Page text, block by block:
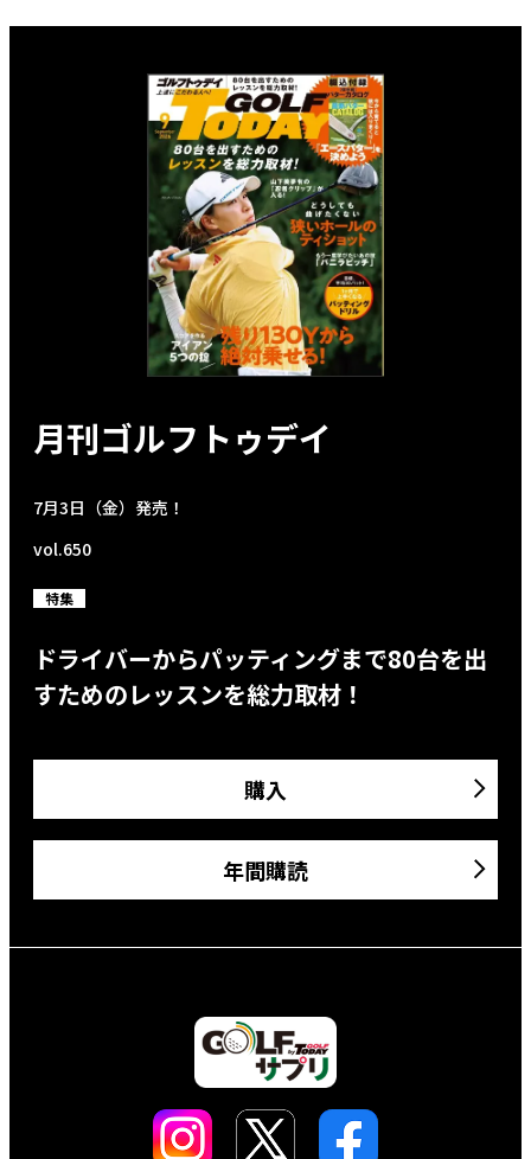
月刊ゴルフトゥデイ
7月3日（金）発売！
vol.650
特集
ドライバーからパッティングまで80台を出
すためのレッスンを総力取材！
購入
年間購読